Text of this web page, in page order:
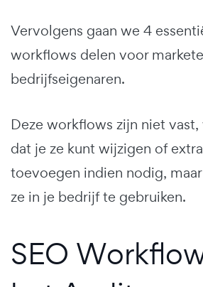
Vervolgens gaan we 4
workflows delen voor
bedrijfseigenaren.
Deze workflows zijn niet
dat je ze kunt wijzigen of
toevoegen indien nodig,
ze in je bedrijf te gebruiken.
SEO